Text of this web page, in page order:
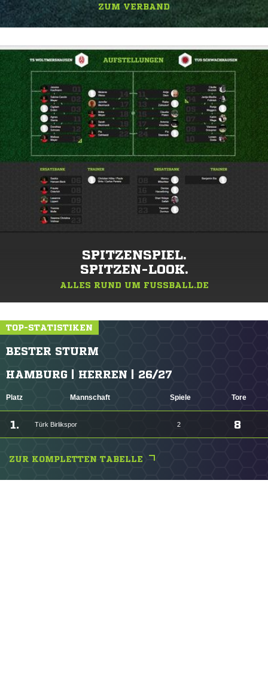
ZUM VERBAND
SPITZENSPIEL.
SPITZEN-LOOK.
ALLES RUND UM FUSSBALL.DE
TOP-STATISTIKEN
BESTER STURM
HAMBURG | HERREN | 26/27
Platz Mannschaft Spiele Tore
1. Türk Birlikspor 2 8
ZUR KOMPLETTEN TABELLE